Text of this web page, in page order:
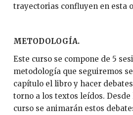
trayectorias confluyen en esta
METODOLOGÍA.
Este curso se compone de 5
metodología que seguiremos
capítulo el libro y hacer
torno a los textos leídos.
curso se animarán estos